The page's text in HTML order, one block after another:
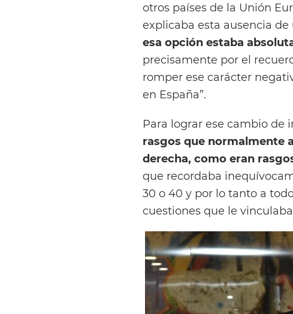
otros países de la Unión
explicaba esta ausencia
esa opción estaba
precisamente por el
romper ese carácter
en España”.
Para lograr ese cambio de
rasgos que normalmente
derecha, como eran
que recordaba
30 o 40 y por lo tanto a
cuestiones que le